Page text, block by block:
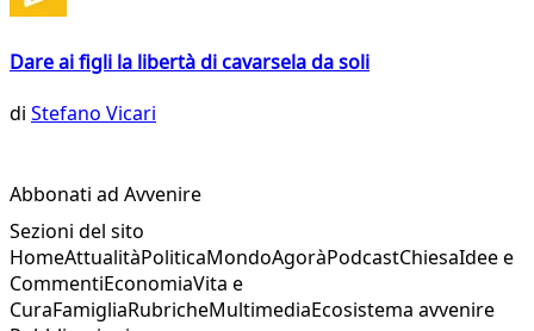
Dare ai figli la libertà di cavarsela da soli
di Stefano Vicari
Abbonati ad Avvenire
Sezioni del sito
HomeAttualitàPoliticaMondoAgoràPodcastChiesaIdee e
CommentiEconomiaVita e
CuraFamigliaRubricheMultimediaEcosistema avvenire